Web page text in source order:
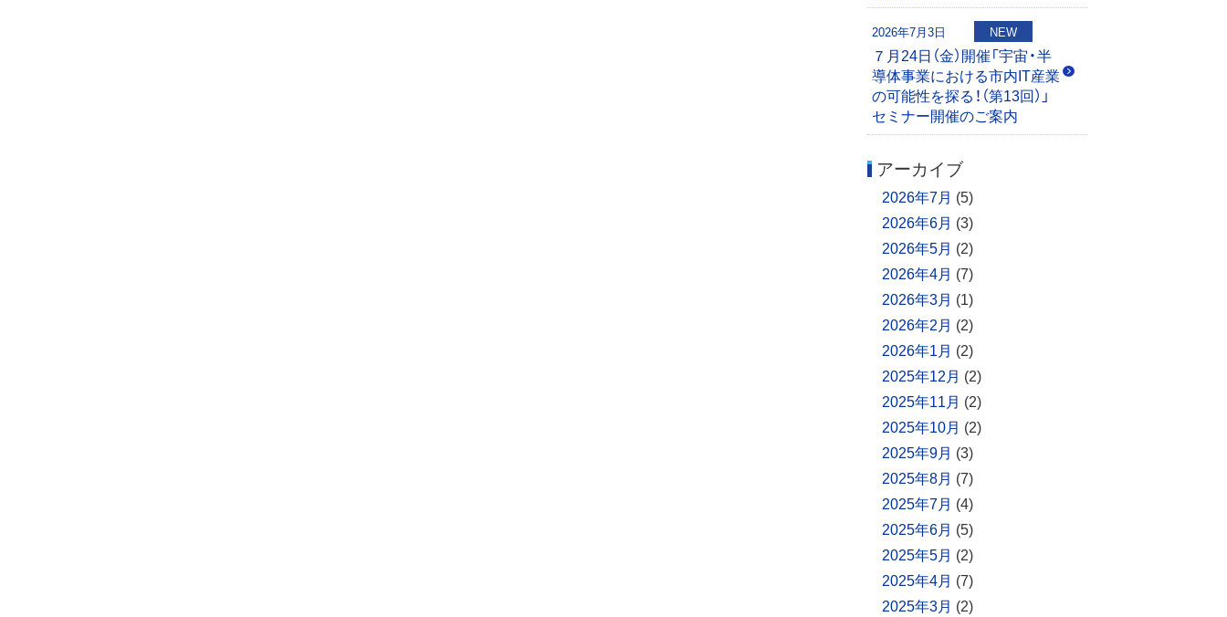
2026年7月3日 NEW
７月24日（金）開催「宇宙・半
導体事業における市内IT産業
の可能性を探る！（第13回）」
セミナー開催のご案内
アーカイブ
2026年7月 (5)
2026年6月 (3)
2026年5月 (2)
2026年4月 (7)
2026年3月 (1)
2026年2月 (2)
2026年1月 (2)
2025年12月 (2)
2025年11月 (2)
2025年10月 (2)
2025年9月 (3)
2025年8月 (7)
2025年7月 (4)
2025年6月 (5)
2025年5月 (2)
2025年4月 (7)
2025年3月 (2)